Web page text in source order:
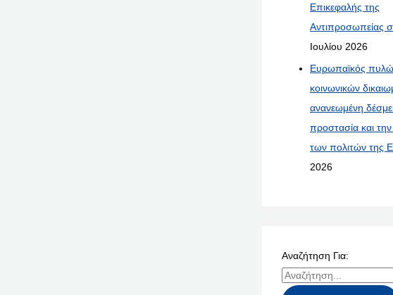
Επικεφαλής της
Αντιπροσωπείας
Ιουλίου 2026
Ευρωπαϊκός
κοινωνικών
ανανεωμένη
προστασία και
των πολιτών της
2026
Αναζήτηση Για: